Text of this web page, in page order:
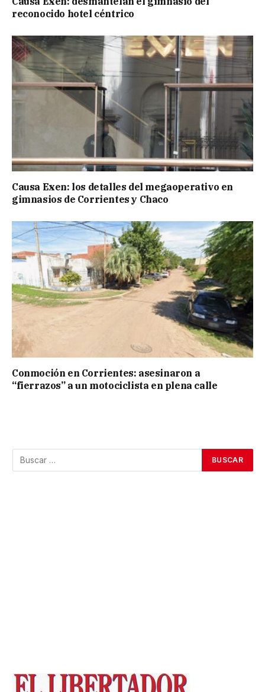
reconocido hotel céntrico
Causa Exen: los detalles del megaoperativo en
gimnasios de Corrientes y Chaco
Conmoción en Corrientes: asesinaron a
“fierrazos” a un motociclista en plena calle